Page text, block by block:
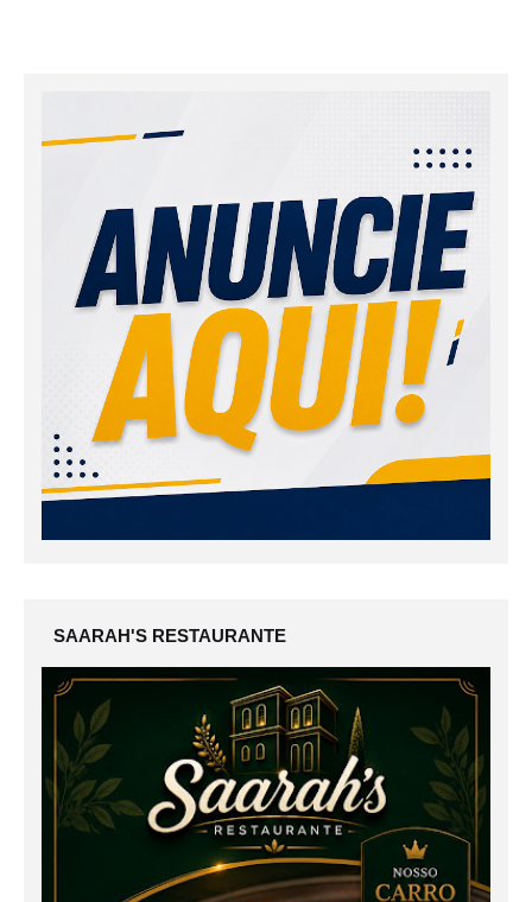
SAARAH'S RESTAURANTE